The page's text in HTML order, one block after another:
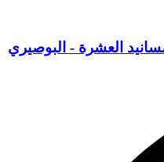
العشرة - البوصيري